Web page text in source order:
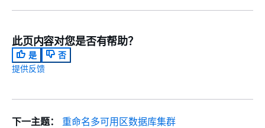
此页内容对您是否有帮助？
是
否
提供反馈
下一主题：
重命名多可用区数据库集群